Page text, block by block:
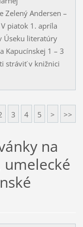
Zelený Andersen –
piatok 1. apríla
Úseku literatúry
Kapucínskej 1 – 3
stráviť v knižnici
3 4 5 > >>
na